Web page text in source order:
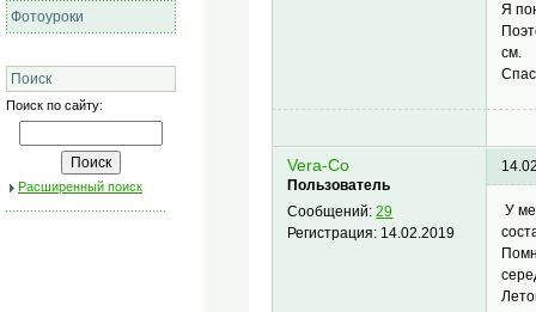
Фотоуроки
Поиск
Поиск по сайту:
Расширенный поиск
Я
см.
Vera-Co
Пользователь
Сообщений:29
Регистрация: 14.02.2019
У